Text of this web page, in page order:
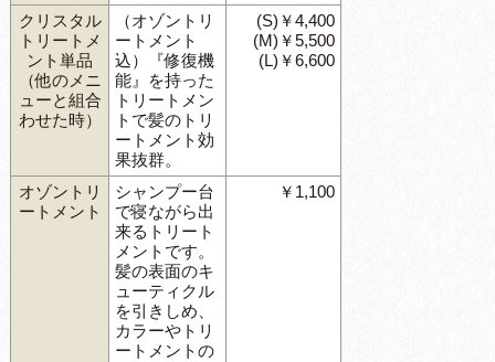
クリスタル
トリートメ
ント単品
（他のメニ
ューと組合
わせた時）
（オゾントリ
ートメント
込）『修復機
能』を持った
トリートメン
トで髪のトリ
ートメント効
果抜群。
(S)￥4,400
(M)￥5,500
(L)￥6,600
オゾントリ
ートメント
シャンプー台
で寝ながら出
来るトリート
メントです。
髪の表面のキ
ューティクル
を引きしめ、
カラーやトリ
ートメントの
￥1,100